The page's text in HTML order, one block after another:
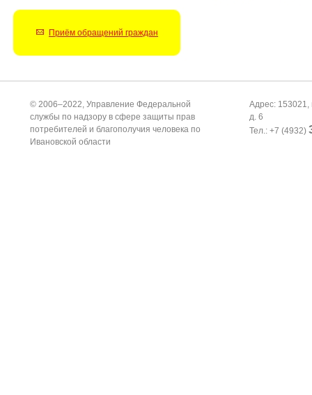
Приём обращений граждан
© 2006–2022, Управление Федеральной
службы по надзору в сфере защиты прав
потребителей и благополучия человека по
Ивановской области
Адрес: 153021,
д. 6
Тел.: +7 (4932)